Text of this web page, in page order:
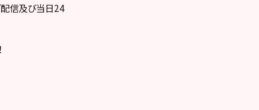
配信及び当日24